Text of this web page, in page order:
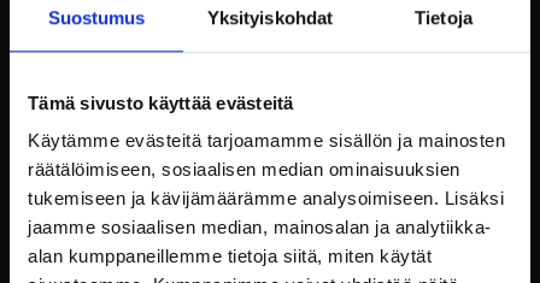
Suostumus Yksityiskohdat Tietoja
Tämä sivusto käyttää evästeitä
Käytämme evästeitä tarjoamamme sisällön ja mainosten
räätälöimiseen, sosiaalisen median ominaisuuksien
tukemiseen ja kävijämäärämme analysoimiseen. Lisäksi
jaamme sosiaalisen median, mainosalan ja analytiikka-
alan kumppaneillemme tietoja siitä, miten käytät
räätälöitävissä vastaamaan kunkin asiakkaan
muokkautuvat toiveidenne mukaisesti. Modernit
kokousteknologiat yhdistettynä historialliseen
ympäristöön luovat puitteet, joissa ideat lentävät
ja päätökset syntyvät.
Kokouksen ohessa on mahdollista nauttia ruukin
ravintolan tarjoamista herkullisista lounaista ja
kahvitauoista, jotka valmistetaan paikallisista